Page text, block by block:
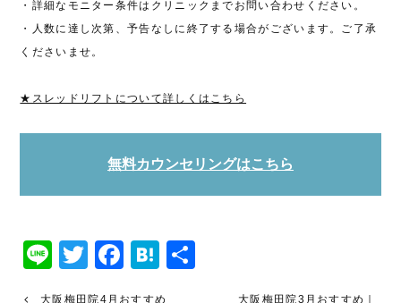
・詳細なモニター条件はクリニックまでお問い合わせください。
・人数に達し次第、予告なしに終了する場合がございます。ご了承
くださいませ。
★スレッドリフトについて詳しくはこちら
無料カウンセリングはこちら
LineTwitter
Facebook
Hatena
大阪梅田院4月おすすめ 大阪梅田院3月おすすめ｜